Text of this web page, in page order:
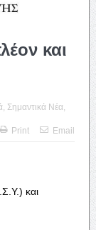
και
Σημαντικά Νέα
Print
Email
και